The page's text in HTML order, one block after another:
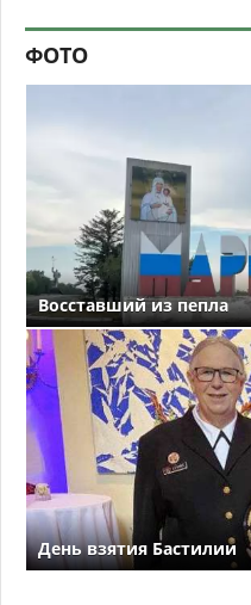
ФОТО
Восставший из пепла
День взятия Бастилии